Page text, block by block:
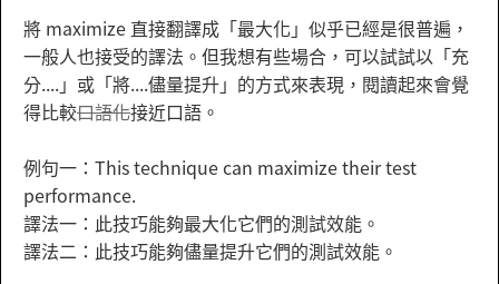
將 maximize 直接翻譯成「最大化」似乎已經是很普遍，
一般人也接受的譯法。但我想有些場合，可以試試以「充
分....」或「將....儘量提升」的方式來表現，閱讀起來會覺
得比較口語化接近口語。
例句一：This technique can maximize their test
performance.
譯法一：此技巧能夠最大化它們的測試效能。
譯法二：此技巧能夠儘量提升它們的測試效能。